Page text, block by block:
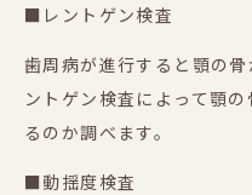
■レントゲン検査
歯周病が進行すると顎の
ントゲン検査によって顎
るのか調べます。
■動揺度検査